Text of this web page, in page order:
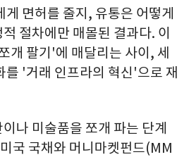
면허를 줄지, 유통은 어떻게
절차에만 매몰된 결과다. 이
개 팔기'에 매달리는 사이, 세
를 '거래 인프라의 혁신'으로 재
나 미술품을 쪼개 파는 단계
국 국채와 머니마켓펀드(MM